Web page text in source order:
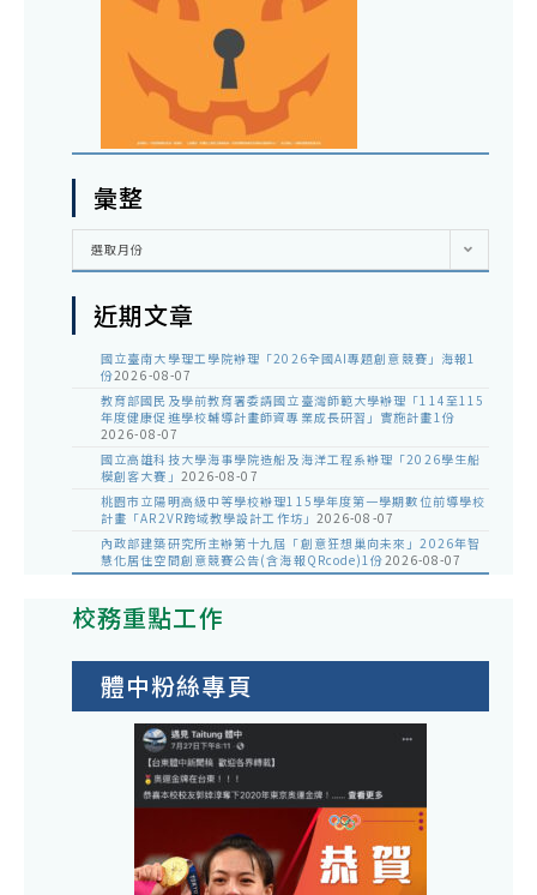
彙整
彙
選取月份
近期文章
國立臺南大學理工學院辦理「2026全國AI專題創意競賽」海報1
份2026-08-07
教育部國民及學前教育署委請國立臺灣師範大學辦理「114至115
年度健康促進學校輔導計畫師資專業成長研習」實施計畫1份
2026-08-07
國立高雄科技大學海事學院造船及海洋工程系辦理「2026學生船
模創客大賽」 2026-08-07
桃園市立陽明高級中等學校辦理115學年度第一學期數位前導學校
計畫「AR2VR跨域教學設計工作坊」 2026-08-07
內政部建築研究所主辦第十九屆「創意狂想巢向未來」2026年智
慧化居住空間創意競賽公告(含海報QRcode)1份2026-08-07
校務重點工作
體中粉絲專頁